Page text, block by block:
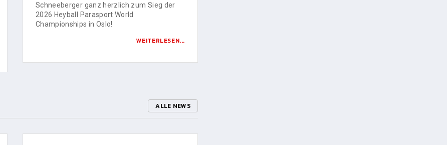
Schneeberger ganz herzlich zum Sieg der
2026 Heyball Parasport World
Championships in Oslo!
WEITERLESEN...
ALLE NEWS